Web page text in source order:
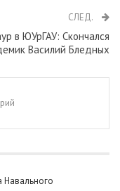
СЛЕД.
в ЮУрГАУ: Скончался
Василий Бледных
Навального